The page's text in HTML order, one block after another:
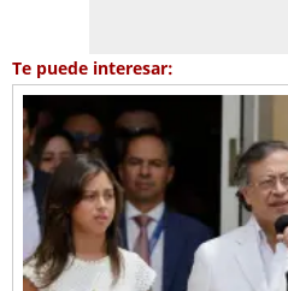
Te puede interesar: